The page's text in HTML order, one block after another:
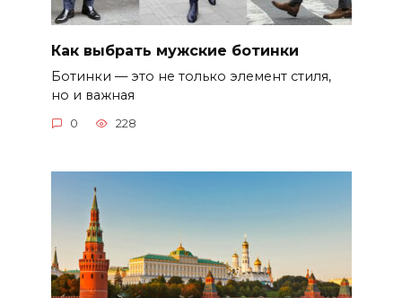
Как выбрать мужские ботинки
Ботинки — это не только элемент стиля,
но и важная
0 228